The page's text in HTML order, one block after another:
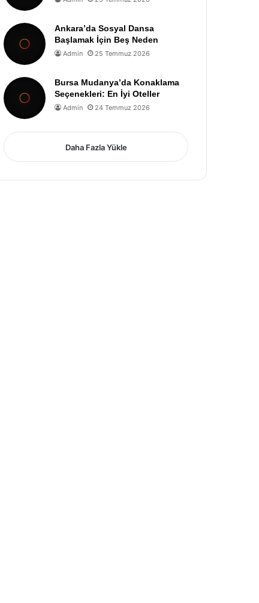
Ankara’da Sosyal Dansa
Başlamak İçin Beş Neden
Admin 25 Temmuz 2026
Bursa Mudanya’da Konaklama
Seçenekleri: En İyi Oteller
Admin 24 Temmuz 2026
Daha Fazla Yükle